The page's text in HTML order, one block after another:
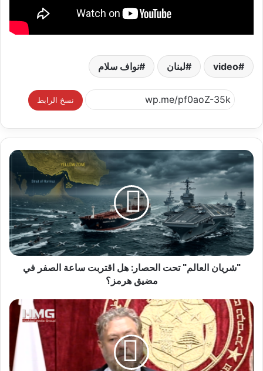
video لبنان نواف سلام
نسخ الرابط
"شريان العالم" تحت الحصار: هل اقتربت ساعة الصفر في
مضيق هرمز؟